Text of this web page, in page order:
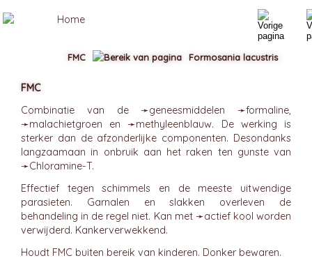
FMC
Combinatie van de ➛geneesmiddelen ➛formaline,
➛malachietgroen en ➛methyleenblauw. De werking is
sterker dan de afzonderlijke componenten. Desondanks
langzaamaan in onbruik aan het raken ten gunste van
➛Chloramine-T.
Effectief tegen schimmels en de meeste uitwendige
parasieten. Garnalen en slakken overleven de
behandeling in de regel niet. Kan met ➛actief kool worden
verwijderd. Kankerverwekkend.
Houdt FMC buiten bereik van kinderen. Donker bewaren.
FMC Formosania lacustris